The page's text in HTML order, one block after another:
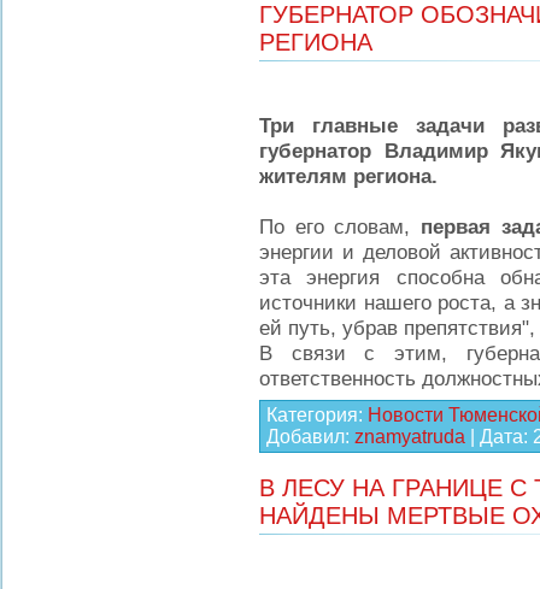
ГУБЕРНАТОР
РЕГИОНА
Три главные задачи
губернатор Владимир
жителям региона.
По его словам, первая
энергии и деловой
эта энергия способна
источники нашего роста, а
ей путь, убрав
В связи с этим,
ответственность
Категория: Новости
Добавил: znamyatruda | Дата:
В ЛЕСУ НА ГРАНИЦЕ
НАЙДЕНЫ МЕРТВЫЕ